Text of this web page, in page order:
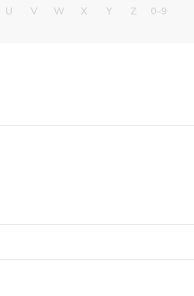
U V W X Y Z 0-9